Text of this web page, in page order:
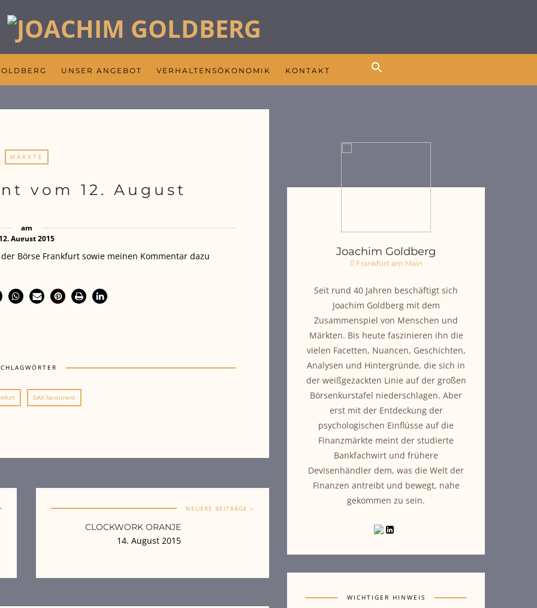
UNSER ANGEBOT VERHALTENSÖKONOMIK KONTAKT
MÄRKTE
vom 12. August
am
12. August 2015
Börse Frankfurt sowie meinen Kommentar dazu
DAX-Sentiment
NEUERE BEITRÄGE >
CLOCKWORK ORANJE
14. August 2015
Joachim Goldberg
Frankfurt am Main
Seit rund 40 Jahren beschäftigt sich
Joachim Goldberg mit dem
Zusammenspiel von Menschen und
Märkten. Bis heute faszinieren ihn die
vielen Facetten, Nuancen, Geschichten,
Analysen und Hintergründe, die sich in
der weißgezackten Linie auf der großen
Börsenkurstafel niederschlagen. Aber
erst mit der Entdeckung der
psychologischen Einflüsse auf die
Finanzmärkte meint der studierte
Bankfachwirt und frühere
Devisenhändler dem, was die Welt der
Finanzen antreibt und bewegt, nahe
gekommen zu sein.
WICHTIGER HINWEIS